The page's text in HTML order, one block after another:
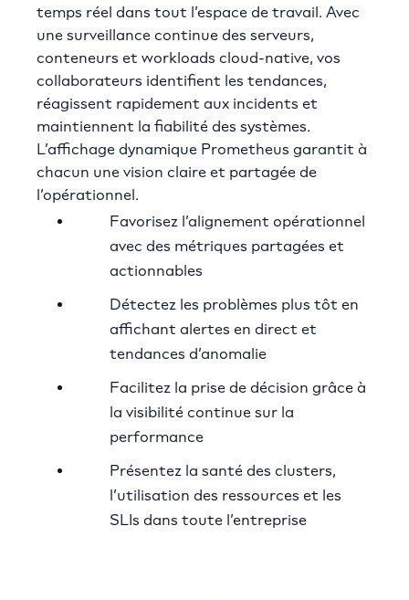
temps réel dans tout l’espace de travail. Avec
une surveillance continue des serveurs,
conteneurs et workloads cloud-native, vos
collaborateurs identifient les tendances,
réagissent rapidement aux incidents et
maintiennent la fiabilité des systèmes.
L’affichage dynamique Prometheus garantit à
chacun une vision claire et partagée de
l’opérationnel.
Favorisez l’alignement opérationnel
avec des métriques partagées et
actionnables
Détectez les problèmes plus tôt en
affichant alertes en direct et
tendances d’anomalie
Facilitez la prise de décision grâce à
la visibilité continue sur la
performance
Présentez la santé des clusters,
l’utilisation des ressources et les
SLIs dans toute l’entreprise